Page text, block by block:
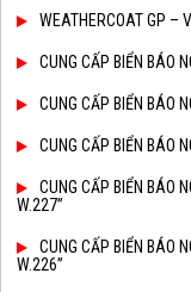
WEATHERCOAT GP –
CUNG CẤP BIỂN BÁO
CUNG CẤP BIỂN BÁO
CUNG CẤP BIỂN BÁO
CUNG CẤP BIỂN BÁO
W.227”
CUNG CẤP BIỂN BÁO
W.226”